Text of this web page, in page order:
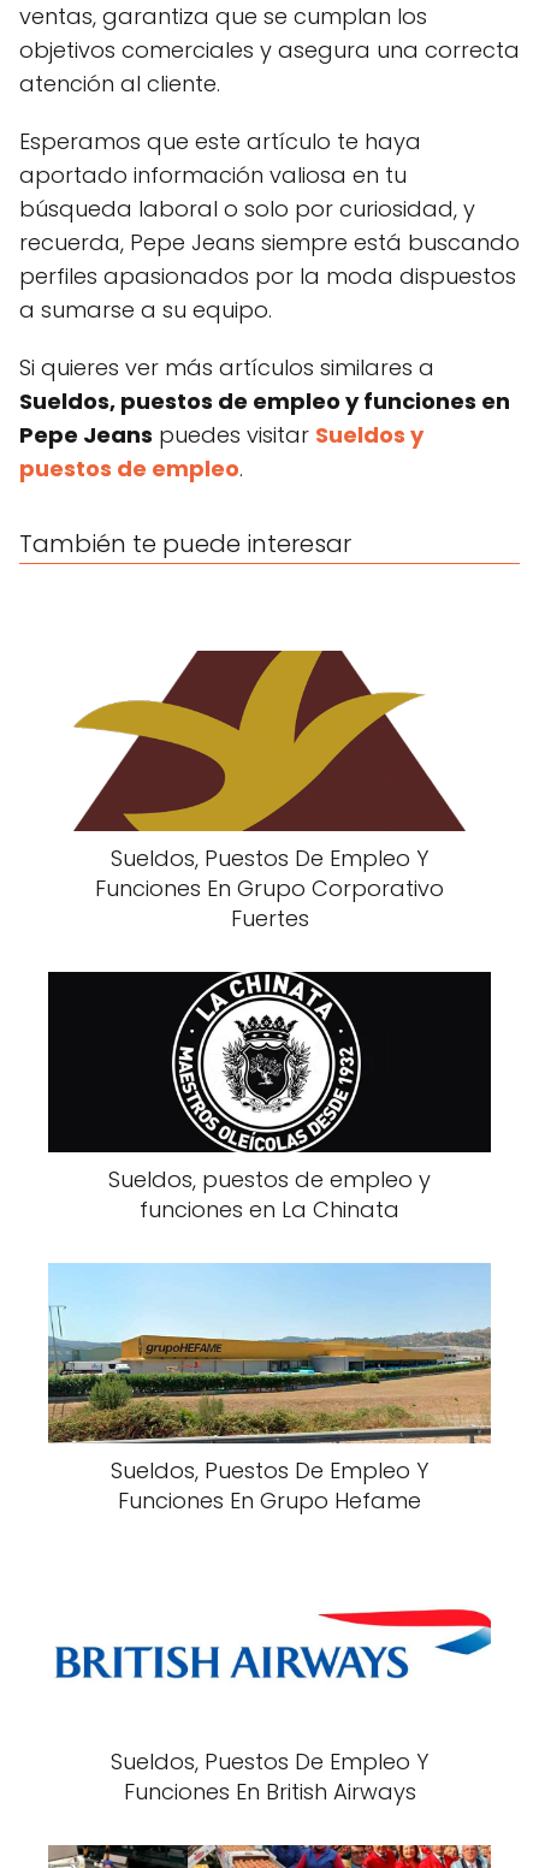
ventas, garantiza que se cumplan los
objetivos comerciales y asegura una correcta
atención al cliente.
Esperamos que este artículo te haya
aportado información valiosa en tu
búsqueda laboral o solo por curiosidad, y
recuerda, Pepe Jeans siempre está buscando
perfiles apasionados por la moda dispuestos
a sumarse a su equipo.
Si quieres ver más artículos similares a
Sueldos, puestos de empleo y funciones en
Pepe Jeans puedes visitar Sueldos y
puestos de empleo.
También te puede interesar
Sueldos, Puestos De Empleo Y
Funciones En Grupo Corporativo
Fuertes
Sueldos, puestos de empleo y
funciones en La Chinata
Sueldos, Puestos De Empleo Y
Funciones En Grupo Hefame
Sueldos, Puestos De Empleo Y
Funciones En British Airways